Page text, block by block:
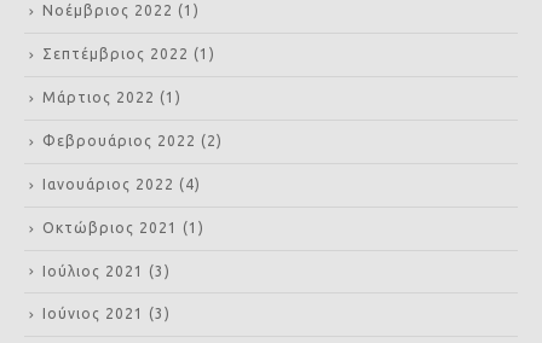
Νοέμβριος 2022 (1)
Σεπτέμβριος 2022 (1)
Μάρτιος 2022 (1)
Φεβρουάριος 2022 (2)
Ιανουάριος 2022 (4)
Οκτώβριος 2021 (1)
Ιούλιος 2021 (3)
Ιούνιος 2021 (3)